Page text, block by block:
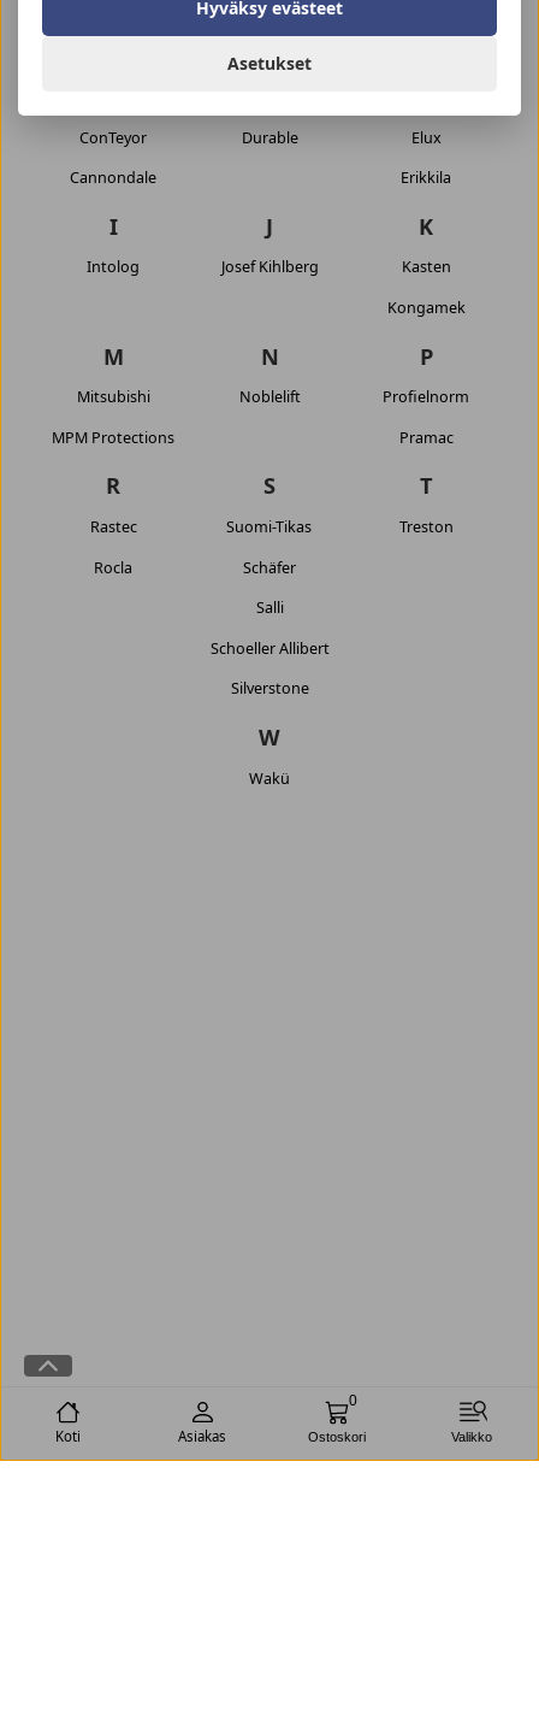
Koti Asiakas
0
Ostoskori Valikko
Axelent
ConTeyor
Cannondale
D
Durable
Elux
Erikkila
I
Intolog
J
Josef Kihlberg
K
Kasten
Kongamek
M
Mitsubishi
MPM Protections
N
Noblelift
P
Profielnorm
Pramac
R
Rastec
Rocla
S
Suomi-Tikas
Schäfer
Salli
Schoeller Allibert
Silverstone
T
Treston
W
Wakü
Hyväksy evästeet
Asetukset